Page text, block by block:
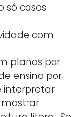
só casos
com
planos por
ensino por
interpretar
mostrar